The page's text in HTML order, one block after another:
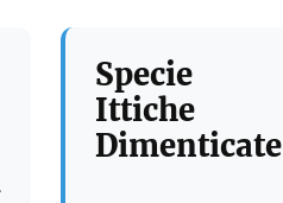
Specie
Ittiche
Dimenticate